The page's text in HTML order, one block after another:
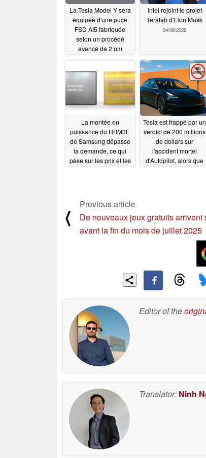
La Tesla Model Y sera
équipée d'une puce
FSD AI5 fabriquée
selon un procédé
avancé de 2 nm
Intel rejoint le projet
Terafab d'Elon Musk
04/08/2026
La montée en
puissance du HBM3E
de Samsung dépasse
la demande, ce qui
pèse sur les prix et les
Tesla est frappé par un
verdict de 200 millions
de dollars sur
l'accident mortel
d'Autopilot, alors que
⟨
Previous article
De nouveaux jeux gratuits arrivent
avant la fin du mois de juillet 2025
Editor of the
Translator: Ninh